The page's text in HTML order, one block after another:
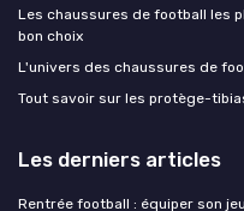
Les chaussures de football les
bon choix
L'univers des chaussures de
Tout savoir sur les protège-
Les derniers articles
Rentrée football : équiper son